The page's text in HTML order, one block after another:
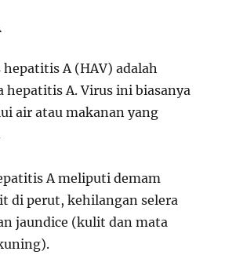
hepatitis A (HAV) adalah
hepatitis A. Virus ini biasanya
air atau makanan yang
A meliputi demam
di perut, kehilangan selera
jaundice (kulit dan mata